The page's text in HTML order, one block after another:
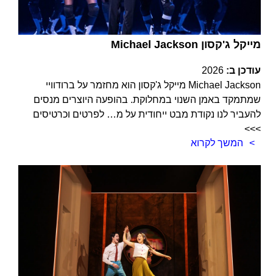
Michael Jackson מייקל ג'קסון
עודכן ב: 2026
Michael Jackson מייקל ג'קסון הוא מחזמר על ברודוויי
שמתמקד באמן השנוי במחלוקת. בהופעה היוצרים מנסים
להעביר לנו נקודת מבט ייחודית על מ… לפרטים וכרטיסים
>>>
המשך לקרוא